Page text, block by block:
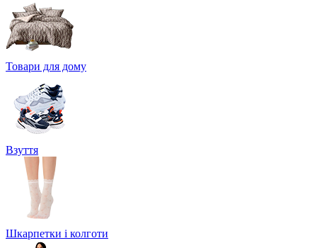
Товари для дому
Взуття
Шкарпетки і колготи